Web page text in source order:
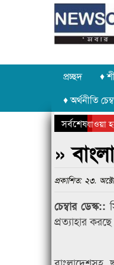
প্রচ্ছদ ♦
♦ অর্থনীতি
সর্বশেষ
চুরি করে নিয়ে যাওয়া হচ্ছে
ক্রীড়া প্রতিযোগিতার পুরস্কার
»
প্রকাশিত: ২৩.
চেম্বার ডেস্ক::
প্রত্যাহার